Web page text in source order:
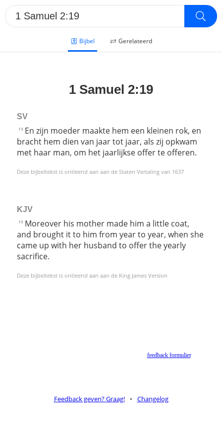
Bijbel Gerelateerd
1 Samuel 2:19
SV
19 En zijn moeder maakte hem een kleinen rok, en
bracht hem dien van jaar tot jaar, als zij opkwam
met haar man, om het jaarlijkse offer te offeren.
Deze bijbeltekst is ontleend aan aan de Staten Vertaling van 1637
KJV
19 Moreover his mother made him a little coat,
and brought it to him from year to year, when she
came up with her husband to offer the yearly
sacrifice.
Deze bijbeltekst is ontleend aan aan de King James Version
feedback formulier.
Feedback geven? Graag! • Changelog